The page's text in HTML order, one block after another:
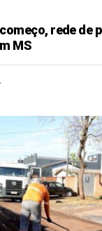
rede de
MS